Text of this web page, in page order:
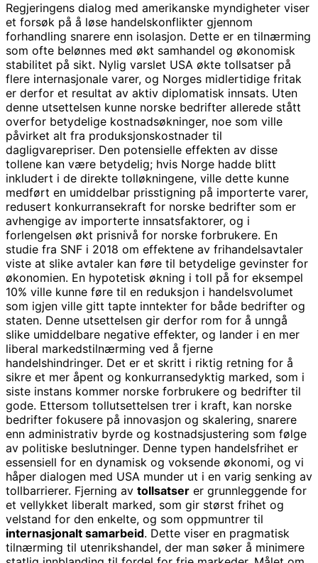
Regjeringens dialog med amerikanske myndigheter viser
et forsøk på å løse handelskonflikter gjennom
forhandling snarere enn isolasjon. Dette er en tilnærming
som ofte belønnes med økt samhandel og økonomisk
stabilitet på sikt. Nylig varslet USA økte tollsatser på
flere internasjonale varer, og Norges midlertidige fritak
er derfor et resultat av aktiv diplomatisk innsats. Uten
denne utsettelsen kunne norske bedrifter allerede stått
overfor betydelige kostnadsøkninger, noe som ville
påvirket alt fra produksjonskostnader til
dagligvarepriser. Den potensielle effekten av disse
tollene kan være betydelig; hvis Norge hadde blitt
inkludert i de direkte tolløkningene, ville dette kunne
medført en umiddelbar prisstigning på importerte varer,
redusert konkurransekraft for norske bedrifter som er
avhengige av importerte innsatsfaktorer, og i
forlengelsen økt prisnivå for norske forbrukere. En
studie fra SNF i 2018 om effektene av frihandelsavtaler
viste at slike avtaler kan føre til betydelige gevinster for
økonomien. En hypotetisk økning i toll på for eksempel
10% ville kunne føre til en reduksjon i handelsvolumet
som igjen ville gitt tapte inntekter for både bedrifter og
staten. Denne utsettelsen gir derfor rom for å unngå
slike umiddelbare negative effekter, og lander i en mer
liberal markedstilnærming ved å fjerne
handelshindringer. Det er et skritt i riktig retning for å
sikre et mer åpent og konkurransedyktig marked, som i
siste instans kommer norske forbrukere og bedrifter til
gode. Ettersom tollutsettelsen trer i kraft, kan norske
bedrifter fokusere på innovasjon og skalering, snarere
enn administrativ byrde og kostnadsjustering som følge
av politiske beslutninger. Denne typen handelsfrihet er
essensiell for en dynamisk og voksende økonomi, og vi
håper dialogen med USA munder ut i en varig senking av
tollbarrierer. Fjerning av tollsatser er grunnleggende for
et vellykket liberalt marked, som gir størst frihet og
velstand for den enkelte, og som oppmuntrer til
internasjonalt samarbeid. Dette viser en pragmatisk
tilnærming til utenrikshandel, der man søker å minimere